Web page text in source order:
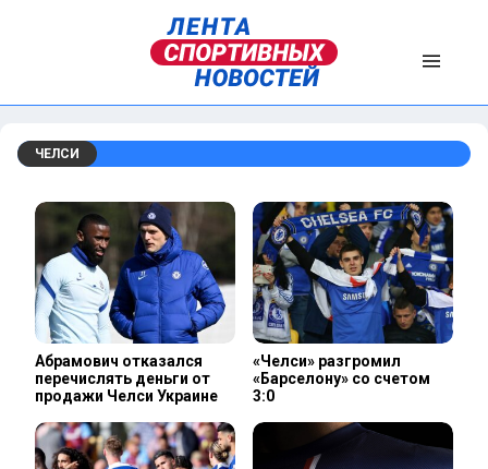
ЧЕЛСИ
Абрамович отказался
перечислять деньги от
продажи Челси Украине
«Челси» разгромил
«Барселону» со счетом
3:0